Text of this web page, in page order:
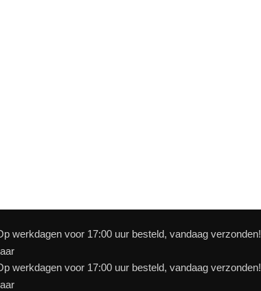
werkdagen voor 17:00 uur besteld, vandaag verzonden!
werkdagen voor 17:00 uur besteld, vandaag verzonden!